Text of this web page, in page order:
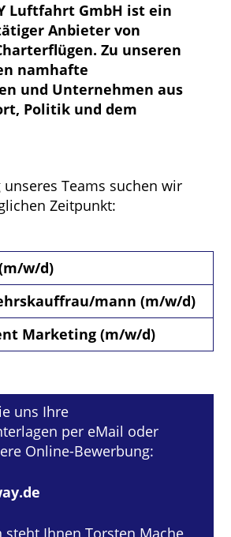
Luftfahrt GmbH ist ein
Anbieter von
Zu unseren
namhafte
und Unternehmen aus
Politik und dem
Teams suchen wir
Zeitpunkt:
w/d)
mann (m/w/d)
Marketing (m/w/d)
uns Ihre
per eMail oder
Online-Bewerbung:
steht Ihnen Torsten Mache